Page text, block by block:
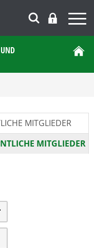
MITGLIEDER
MITGLIEDER